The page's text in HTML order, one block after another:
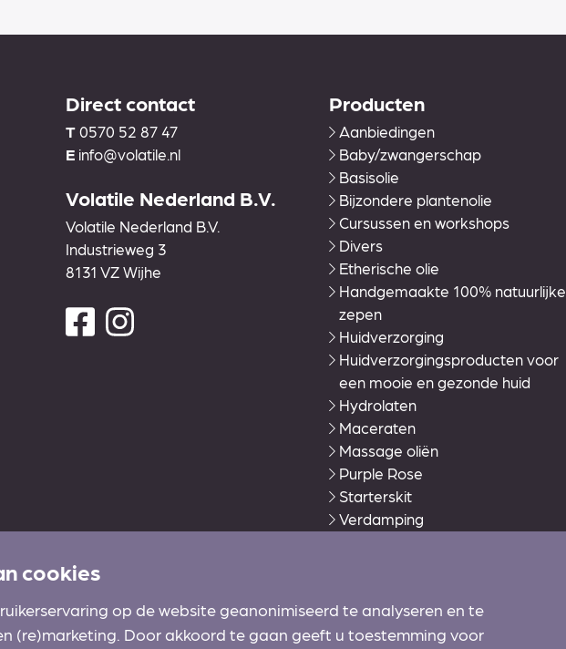
Direct contact
T 0570 52 87 47
E info@volatile.nl
Volatile Nederland B.V.
Volatile Nederland B.V.
Industrieweg 3
8131 VZ Wijhe
Producten
Aanbiedingen
Baby/zwangerschap
Basisolie
Bijzondere plantenolie
Cursussen en workshops
Divers
Etherische olie
Handgemaakte 100% natuurlijke
zepen
Huidverzorging
Huidverzorgingsproducten voor
een mooie en gezonde huid
Hydrolaten
Maceraten
Massage oliën
Purple Rose
Starterskit
Verdamping
Zonverzorging Ecran
cookies
op de website geanonimiseerd te analyseren en te
(re)marketing. Door akkoord te gaan geeft u toestemming voor